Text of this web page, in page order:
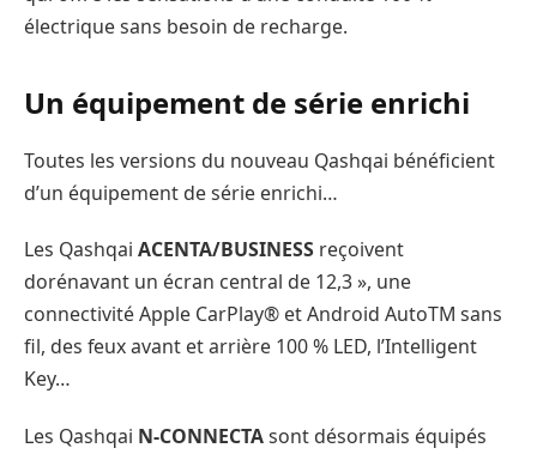
électrique sans besoin de recharge.
Un équipement de série enrichi
Toutes les versions du nouveau Qashqai bénéficient
d’un équipement de série enrichi…
Les Qashqai ACENTA/BUSINESS reçoivent
dorénavant un écran central de 12,3 », une
connectivité Apple CarPlay® et Android AutoTM sans
fil, des feux avant et arrière 100 % LED, l’Intelligent
Key…
Les Qashqai N-CONNECTAsont désormais équipés